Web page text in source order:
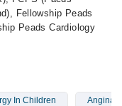
Fellowship Peads
Peads Cardiology
In Children Angina